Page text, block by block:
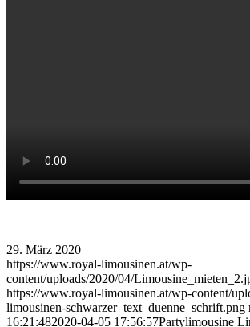
29. März 2020
https://www.royal-limousinen.at/wp-
content/uploads/2020/04/
https://www.royal-limousinen.at/wp-content/
limousinen-schwarzer_text_duenne_schrift.png
16:21:482020-04-05 17:56:57Partylimousine